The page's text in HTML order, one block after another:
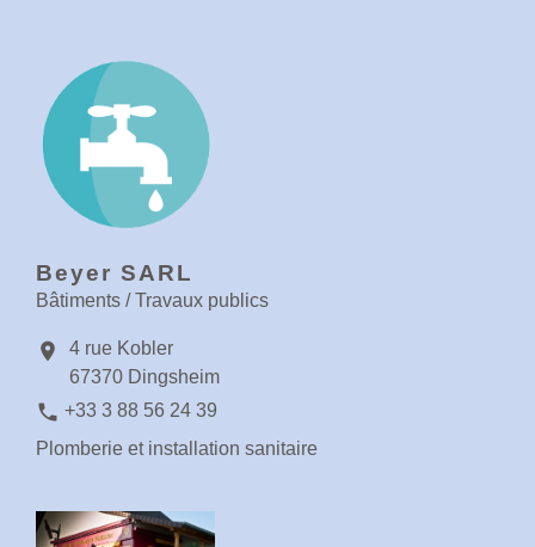
Beyer SARL
Bâtiments / Travaux publics
location_on
4 rue Kobler
67370 Dingsheim
phone +33 3 88 56 24 39
Plomberie et installation sanitaire